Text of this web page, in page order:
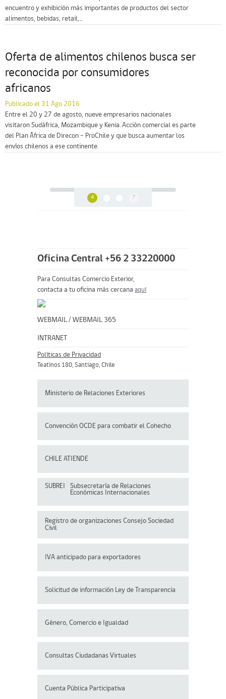
encuentro y exhibición más importantes de productos del sector
alimentos, bebidas, retail,...
Oferta de alimentos chilenos busca ser
reconocida por consumidores
africanos
Publicado el 31 Ago 2016
Entre el 20 y 27 de agosto, nueve empresarios nacionales
visitaron Sudáfrica, Mozambique y Kenia. Acción comercial es parte
del Plan África de Direcon – ProChile y que busca aumentar los
envíos chilenos a ese continente.
4 7
Oficina Central +56 2 33220000
Para Consultas Comercio Exterior,
contacta a tu oficina más cercana aquí
WEBMAIL / WEBMAIL 365
INTRANET
Políticas de Privacidad
Teatinos 180, Santiago, Chile
Ministerio de Relaciones Exteriores
Convención OCDE para combatir el Cohecho
CHILE ATIENDE
SUBREI
Subsecretaría de Relaciones
Económicas Internacionales
Registro de organizaciones Consejo Sociedad
Civil
IVA anticipado para exportadores
Solicitud de información Ley de Transparencia
Género, Comercio e Igualdad
Consultas Ciudadanas Virtuales
Cuenta Pública Participativa